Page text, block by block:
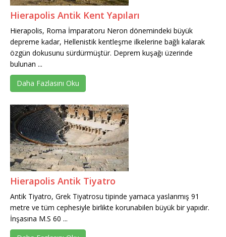
Hierapolis Antik Kent Yapıları
Hierapolis, Roma İmparatoru Neron dönemindeki büyük
depreme kadar, Hellenistik kentleşme ilkelerine bağlı kalarak
özgün dokusunu sürdürmüştür. Deprem kuşağı üzerinde
bulunan ...
Daha Fazlasını Oku
Hierapolis Antik Tiyatro
Antik Tiyatro, Grek Tiyatrosu tipinde yamaca yaslanmış 91
metre ve tüm cephesiyle birlikte korunabilen büyük bir yapıdır.
İnşasına M.S 60 ...